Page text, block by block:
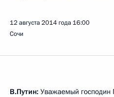
12 августа 2014 года 16:00
Сочи
В.Путин: Уважаемый господин